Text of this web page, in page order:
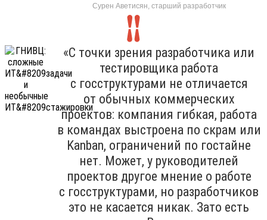
Сурен Аветисян, старший разработчик
«С точки зрения разработчика или
тестировщика работа
с госструктурами не отличается
от обычных коммерческих
проектов: компания гибкая, работа
в командах выстроена по скрам или
Kanban, ограничений по гостайне
нет. Может, у руководителей
проектов другое мнение о работе
с госструктурами, но разработчиков
это не касается никак. Зато есть